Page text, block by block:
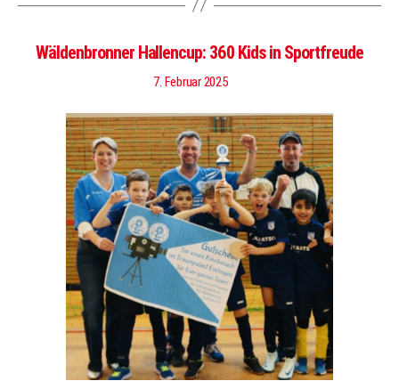
Wäldenbronner Hallencup: 360 Kids in Sportfreude
7. Februar 2025